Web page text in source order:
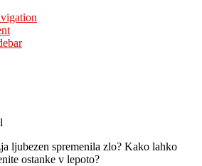
ljubezen spremenila zlo? Kako lahko
ostanke v lepoto?